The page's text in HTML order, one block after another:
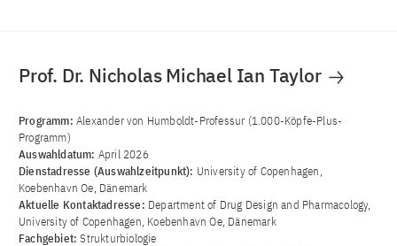
Prof. Dr. Nicholas Michael Ian Taylor
Programm: Alexander von Humboldt-Professur (1.000-Köpfe-Plus-
Programm)
Auswahldatum: April 2026
Dienstadresse (Auswahlzeitpunkt): University of Copenhagen,
Koebenhavn Oe, Dänemark
Aktuelle Kontaktadresse: Department of Drug Design and Pharmacology,
University of Copenhagen, Koebenhavn Oe, Dänemark
Fachgebiet:Strukturbiologie